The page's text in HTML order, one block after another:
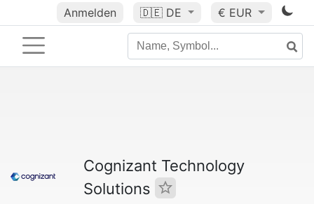
Anmelden 🇩🇪 DE € EUR
Cognizant Technology
Solutions